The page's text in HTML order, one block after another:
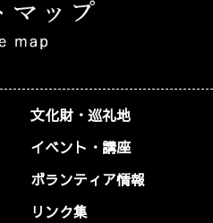
文化財・巡礼地
イベント・講座
ボランティア情報
リンク集